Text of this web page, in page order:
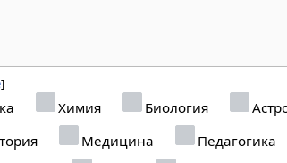
Химия Биология
Медицина Педагогика